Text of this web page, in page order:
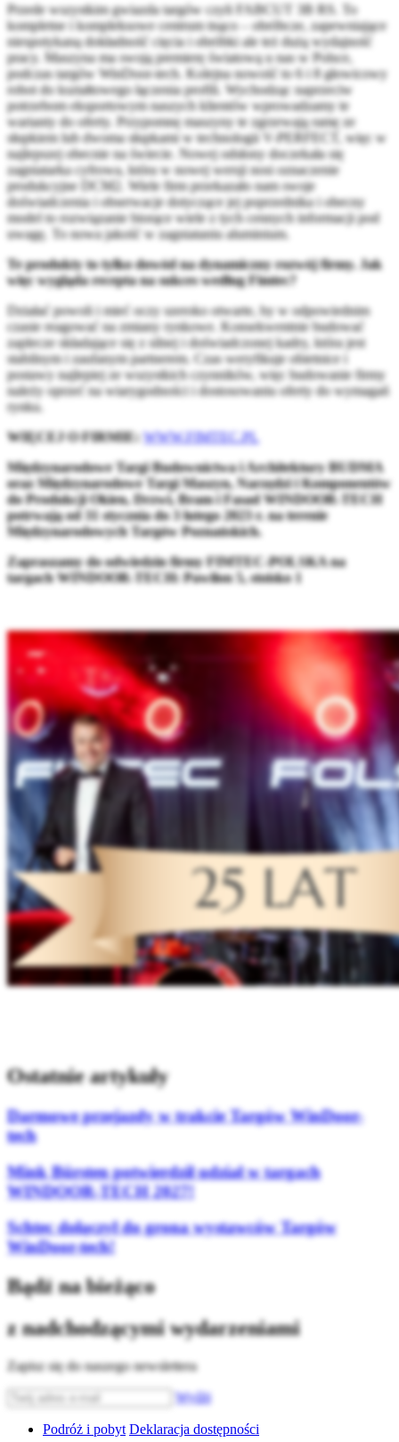
Przede wszystkim gwiazda targów czyli FABCUT 3B RS. To
kompletne i kompleksowe centrum tnąco – obróbcze, zapewniające
niespotykaną dokładność cięcia i obróbki ale też dużą wydajność
pracy. Maszyna ma swoją premierę światową u nas w Polsce,
podczas targów WinDoor-tech. Kolejna nowość to 6 i 8 głowicowy
robot do kształtowego łączenia profili. Wychodząc naprzeciw
potrzebom eksportowym naszych klientów wprowadzamy te
warianty do oferty. Przypomnę maszyny te zgrzewają ramę ze
słupkiem lub dwoma słupkami w technologii V-PERFECT, więc w
najlepszej obecnie na świecie. Nowej odsłony doczekała się
zagniatarka cyfrowa, która w nowej wersji nosi oznaczenie
produkcyjne DCM2. Wiele firm przekazało nam swoje
doświadczenia i obserwacje dotyczące jej poprzednika i obecny
model to rozwiązanie biorące wiele z tych cennych informacji pod
uwagę. To nowa jakość w zagniataniu aluminium.
Te produkty to tylko dowód na dynamiczny rozwój firmy. Jak
więc wygląda recepta na sukces według Fimtec?
Działać powoli i mieć oczy szeroko otwarte, by w odpowiednim
czasie reagować na zmiany rynkowe. Konsekwentnie budować
zaplecze składające się z silnej i doświadczonej kadry, która jest
stabilnym i zaufanym partnerem. Czas weryfikuje obietnice i
postawy najlepiej ze wszystkich czynników, więc budowanie firmy
należy oprzeć na wiarygodności i dostosowaniu oferty do wymagań
rynku.
WIĘCEJ O FIRMIE: WWW.FIMTEC.PL
Międzynarodowe Targi Budownictwa i Architektury BUDMA
oraz Międzynarodowe Targi Maszyn, Narzędzi i Komponentów
do Produkcji Okien, Drzwi, Bram i Fasad WINDOOR-TECH
potrwają od 31 stycznia do 3 lutego 2023 r. na terenie
Międzynarodowych Targów Poznańskich.
Zapraszamy do odwiedzin firmy FIMTEC-POLSKA na
targach WINDOOR-TECH: Pawilon 5, stoisko 1
Ostatnie artykuły
Darmowe przejazdy w trakcie Targów WinDoor-
tech
Mink Bürsten potwierdził udział w targach
WINDOOR-TECH 2027!
Schtec dołączył do grona wystawców Targów
WinDoor-tech!
Bądź na bieżąco
z nadchodzącymi wydarzeniami
Zapisz się do naszego newslettera
Wyślij
Podróż i pobyt Deklaracja dostępności